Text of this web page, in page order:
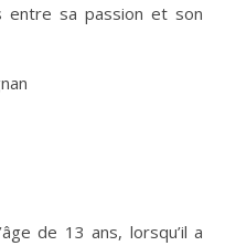
entre sa passion et son
de 13 ans, lorsqu’il a